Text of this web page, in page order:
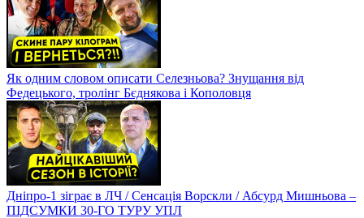
Як одним словом описати Селезньова? Знущання від
Федецького, тролінг Бєднякова і Кополовця
Дніпро-1 зіграє в ЛЧ / Сенсація Ворскли / Абсурд Мишньова –
ПІДСУМКИ 30-ГО ТУРУ УПЛ